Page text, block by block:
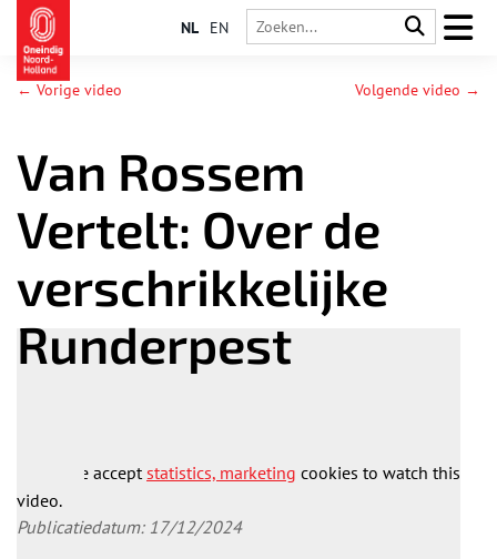
NL EN
← Vorige video Volgende video →
Van Rossem
Vertelt: Over de
verschrikkelijke
Runderpest
Please acceptstatistics, marketing cookies to watch this
video.
Publicatiedatum: 17/12/2024